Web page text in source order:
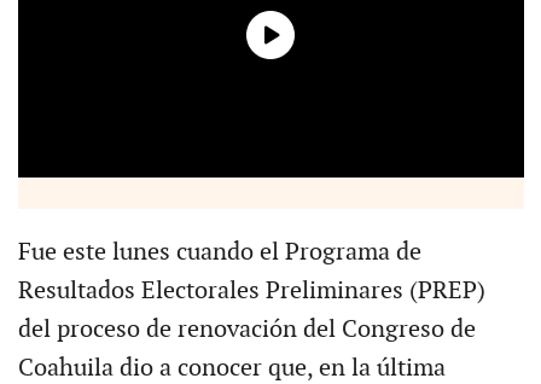
Fue este lunes cuando el Programa de
Resultados Electorales Preliminares (PREP)
del proceso de renovación del Congreso de
Coahuila dio a conocer que, en la última